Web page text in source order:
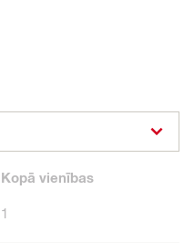
Kopā vienības
1